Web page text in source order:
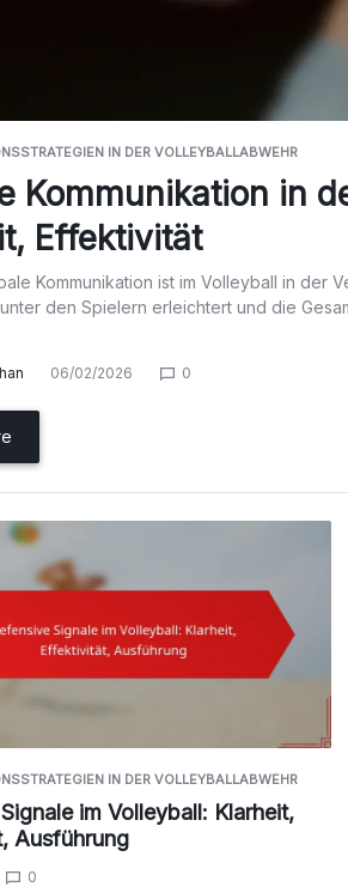
IN DER VOLLEYBALLABWEHR
Kommunikation in
Effektivität
Kommunikation ist im Volleyball in der
den Spielern erleichtert und die
06/02/2026 0
IN DER VOLLEYBALLABWEHR
im Volleyball: Klarheit,
Ausführung
0